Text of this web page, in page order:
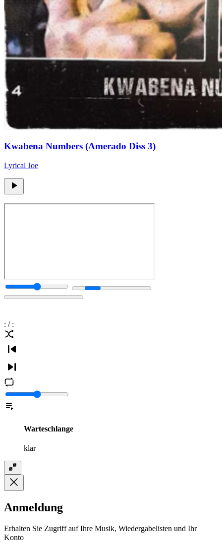
Kwabena Numbers (Amerado Diss 3)
Lyrical Joe
: / :
Warteschlange
klar
Anmeldung
Erhalten Sie Zugriff auf Ihre Musik, Wiedergabelisten und Ihr
Konto